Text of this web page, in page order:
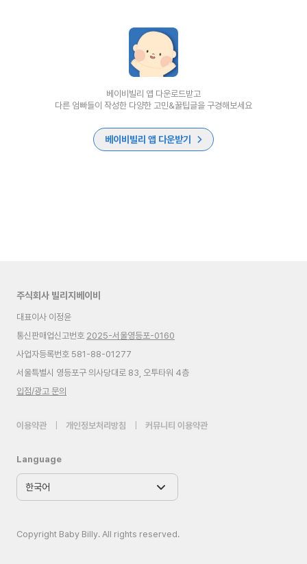
베이비빌리 앱 다운로드받고
다른 엄빠들이 작성한 다양한 고민&꿀팁글을 구경해보세요
베이비빌리 앱 다운받기
주식회사 빌리지베이비
대표이사 이정윤
통신판매업신고번호 2025-서울영등포-0160
사업자등록번호 581-88-01277
서울특별시 영등포구 의사당대로 83, 오투타워 4층
입점/광고 문의
이용약관 개인정보처리방침 커뮤니티 이용약관
Language
Copyright Baby Billy. All rights reserved.